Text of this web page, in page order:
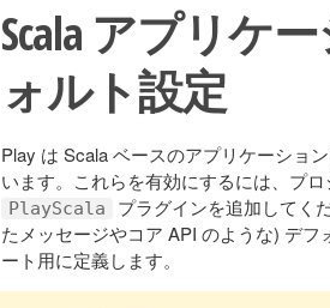
Scala アプリケ
ォルト設定
Play は Scala ベースのアプリケーショ
います。これらを有効にするには、プ
PlayScala
プラグインを追加してく
たメッセージやコア API のような) デ
ート用に定義します。